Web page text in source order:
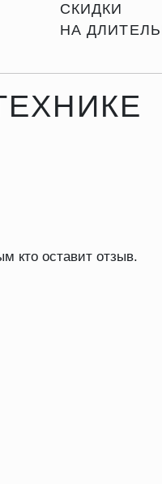
СКИДКИ
НА
кто оставит отзыв.